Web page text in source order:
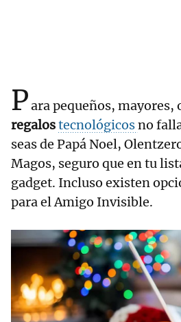
Para pequeños, mayores,
regalostecnológicosno
seas de Papá Noel,
Magos, seguro que en tu
gadget. Incluso existen
para el Amigo Invisible.